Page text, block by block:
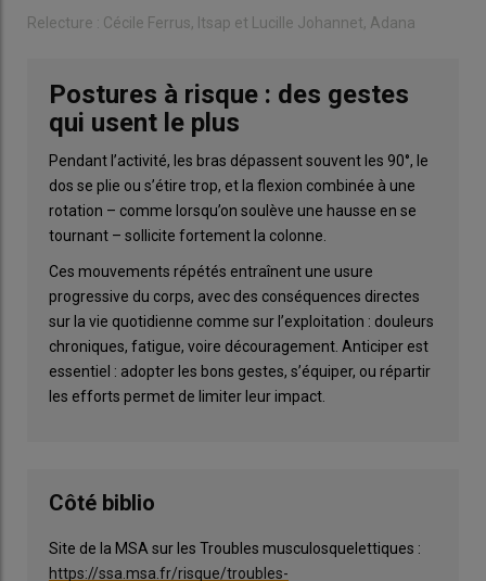
Relecture : Cécile Ferrus, Itsap et Lucille Johannet, Adana
Postures à risque : des gestes
qui usent le plus
Pendant l’activité, les bras dépassent souvent les 90°, le
dos se plie ou s’étire trop, et la flexion combinée à une
rotation – comme lorsqu’on soulève une hausse en se
tournant – sollicite fortement la colonne.
Ces mouvements répétés entraînent une usure
progressive du corps, avec des conséquences directes
sur la vie quotidienne comme sur l’exploitation : douleurs
chroniques, fatigue, voire découragement. Anticiper est
essentiel : adopter les bons gestes, s’équiper, ou répartir
les efforts permet de limiter leur impact.
Côté biblio
Site de la MSA sur les Troubles musculosquelettiques :
https://ssa.msa.fr/risque/troubles-